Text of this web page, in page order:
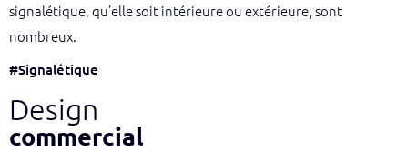
signalétique, qu’elle soit intérieure ou extérieure, sont
nombreux.
#Signalétique
Design
commercial